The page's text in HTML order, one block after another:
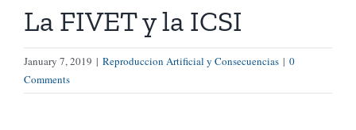
Boletín Electrónico
Media
La FIVET y la ICSI
January 7, 2019 | Reproduccion Artificial y Consecuencias | 0
Comments